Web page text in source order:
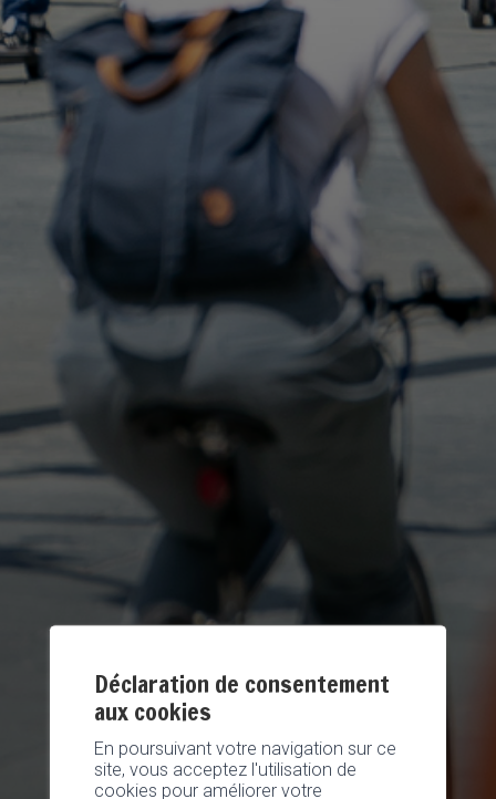
Déclaration de consentement
aux cookies
En poursuivant votre navigation sur ce
site, vous acceptez l'utilisation de
cookies pour améliorer votre